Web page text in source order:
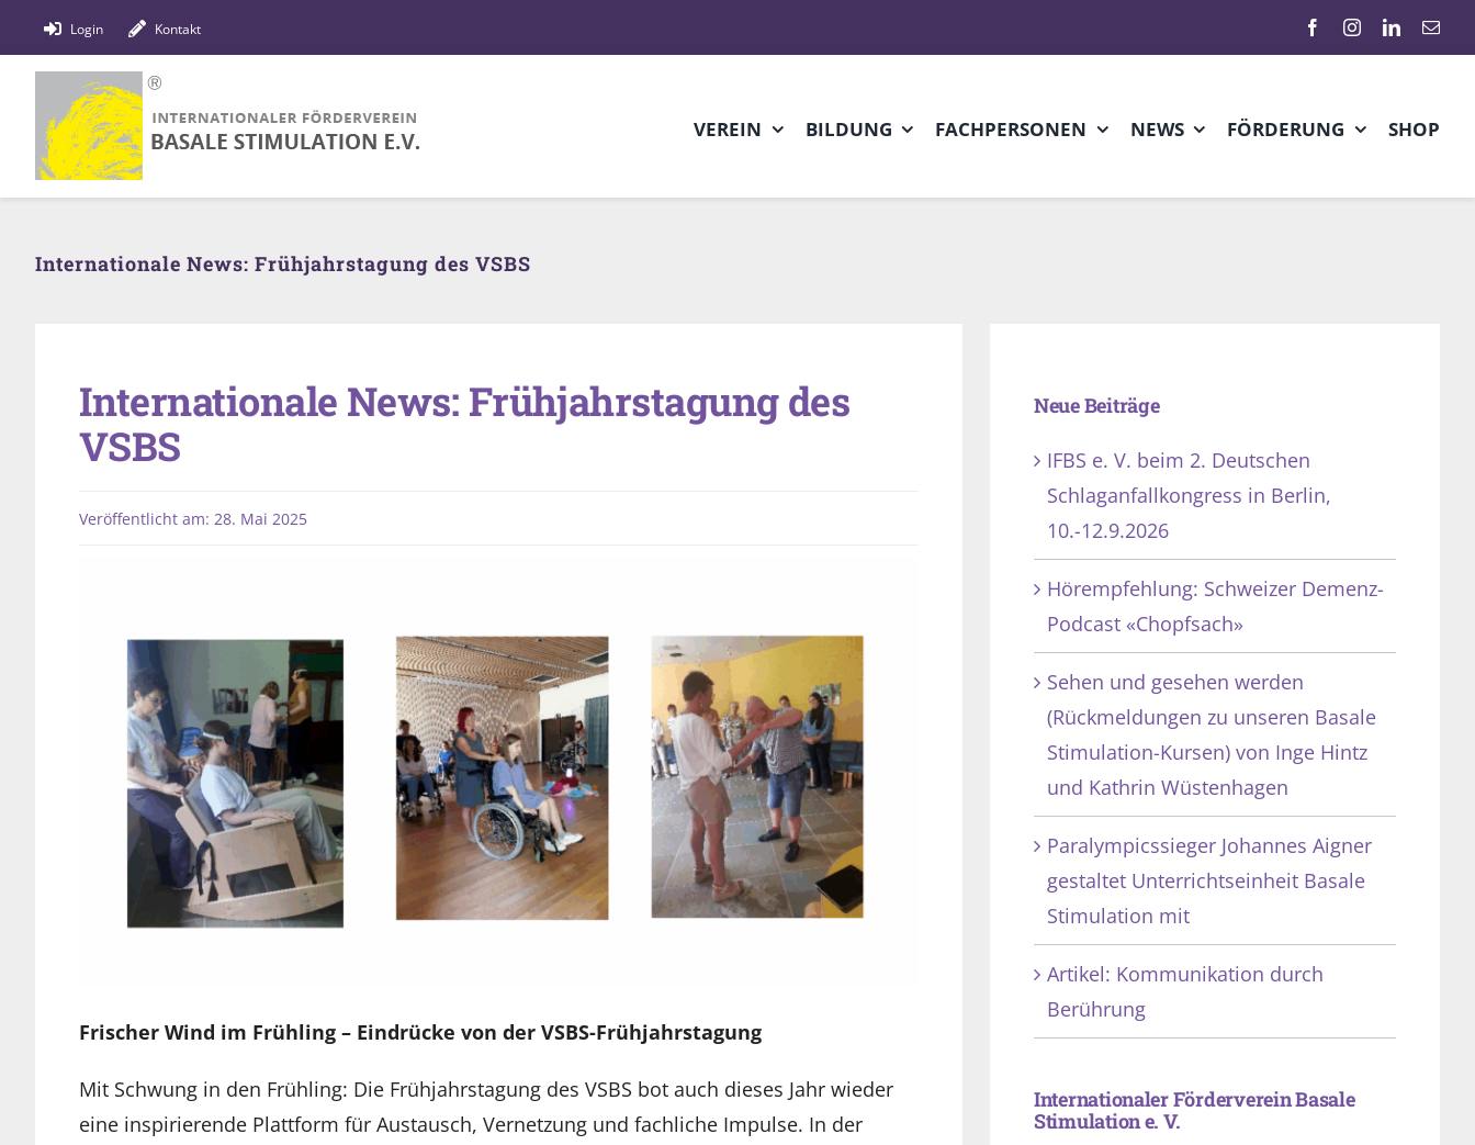
Inhalt
Login Kontakt
VEREIN BILDUNG FACHPERSONEN NEWS FÖRDERUNG SHOP
Internationale News: Frühjahrstagung des VSBS
Internationale News: Frühjahrstagung des
VSBS
Veröffentlicht am: 28. Mai 2025
Frischer Wind im Frühling – Eindrücke von der VSBS-Frühjahrstagung
Mit Schwung in den Frühling: Die Frühjahrstagung des VSBS bot auch dieses Jahr wieder
eine inspirierende Plattform für Austausch, Vernetzung und fachliche Impulse. In der
Neue Beiträge
IFBS e. V. beim 2. Deutschen
Schlaganfallkongress in Berlin,
10.-12.9.2026
Hörempfehlung: Schweizer Demenz-
Podcast «Chopfsach»
Sehen und gesehen werden
(Rückmeldungen zu unseren Basale
Stimulation-Kursen) von Inge Hintz
und Kathrin Wüstenhagen
Paralympicssieger Johannes Aigner
gestaltet Unterrichtseinheit Basale
Stimulation mit
Artikel: Kommunikation durch
Berührung
Internationaler Förderverein Basale
Stimulation e. V.